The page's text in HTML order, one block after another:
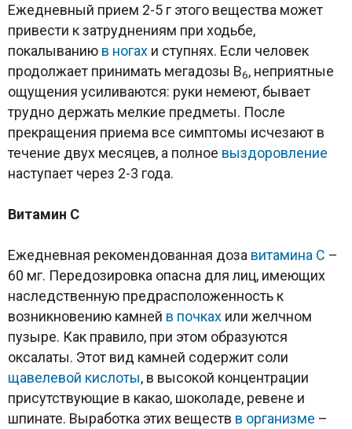
Ежедневный прием 2-5 г этого вещества может
привести к затруднениям при ходьбе,
покалыванию в ногах и ступнях. Если человек
продолжает принимать мегадозы B6, неприятные
ощущения усиливаются: руки немеют, бывает
трудно держать мелкие предметы. После
прекращения приема все симптомы исчезают в
течение двух месяцев, а полное выздоровление
наступает через 2-3 года.
Витамин C
Ежедневная рекомендованная доза витамина С –
60 мг. Передозировка опасна для лиц, имеющих
наследственную предрасположенность к
возникновению камней в почках или желчном
пузыре. Как правило, при этом образуются
оксалаты. Этот вид камней содержит соли
щавелевой кислоты, в высокой концентрации
присутствующие в какао, шоколаде, ревене и
шпинате. Выработка этих веществ в организме –